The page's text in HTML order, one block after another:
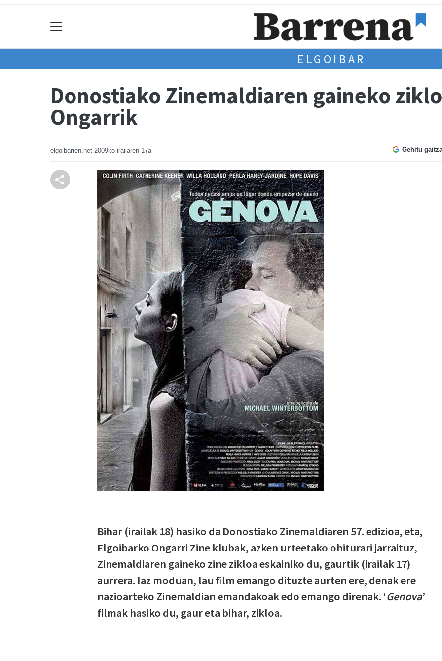
ELGOIBAR
Donostiako Zinemaldiaren gaineko
Ongarrik
elgoibarren.net 2009ko irailaren 17a Gehitu
Bihar (irailak 18) hasiko da Donostiako Zinemaldiaren 57. edizioa, eta,
Elgoibarko Ongarri Zine klubak, azken urteetako ohiturari jarraituz,
Zinemaldiaren gaineko zine zikloa eskainiko du, gaurtik (irailak 17)
aurrera. Iaz moduan, lau film emango dituzte aurten ere, denak ere
nazioarteko Zinemaldian emandakoak edo emango direnak. ‘Genova’
filmak hasiko du, gaur eta bihar, zikloa.